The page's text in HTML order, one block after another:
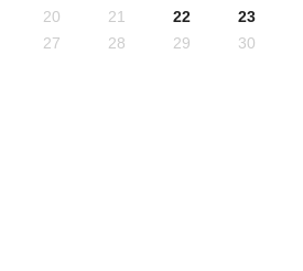
20
21 22 23
27
28 29 30